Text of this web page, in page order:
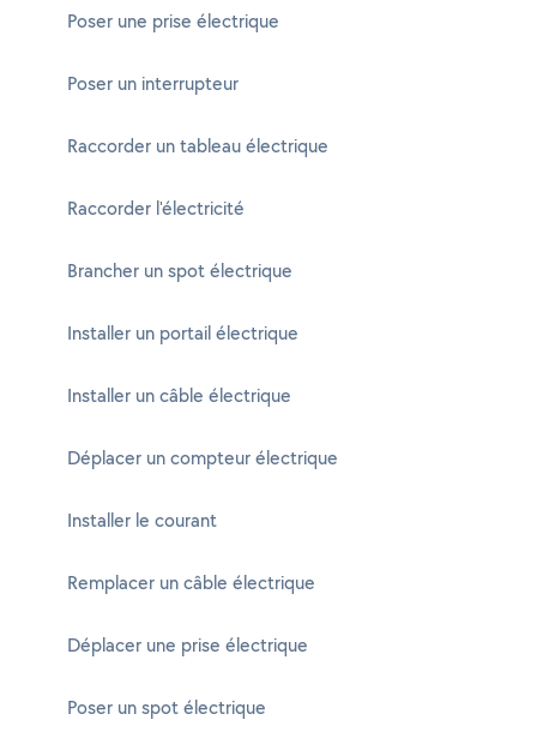
Poser une prise électrique
Poser un interrupteur
Raccorder un tableau électrique
Raccorder l'électricité
Brancher un spot électrique
Installer un portail électrique
Installer un câble électrique
Déplacer un compteur électrique
Installer le courant
Remplacer un câble électrique
Déplacer une prise électrique
Poser un spot électrique